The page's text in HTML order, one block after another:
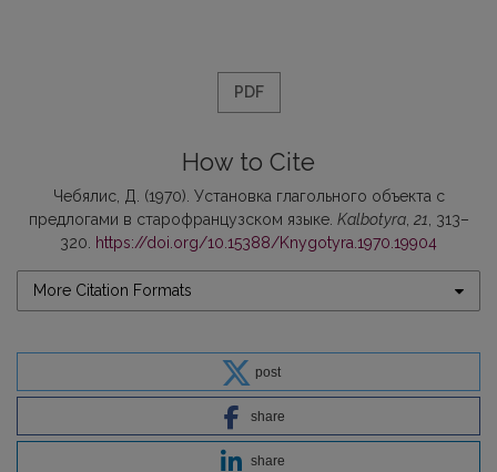
PDF
How to Cite
Чебялис, Д. (1970). Установка глагольного объекта с
предлогами в старофранцузском языке. Kalbotyra, 21 , 313–
320.
https://doi.org/10.15388/Knygotyra.1970.19904
More Citation Formats
post
share
share